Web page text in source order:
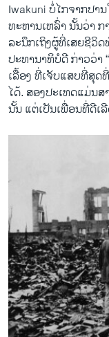
Iwakuni ບໍ່​ໄກ​ຈາກປາ
ທະຫານ​ເຫລົ່າ ນັ້ນ​ວ່າ ກ
ລະນຶກ​ເຖິງ​ຜູ້​ທີ່​ເສຍ​ຊີວິ
ປະທານາທິບໍດີ ກ່າວວ່າ
ເລື້ອງ ທີ່ເຈັບ​ແສບ​ທີ່​ສຸດ
ໄດ້. ສອງ​ປະ​ເທດ​ແມ່ນສ
ນັ້ນ ​ແຕ່​ເປັນ​ເພື່ອນ​ທີ່​ດີເ